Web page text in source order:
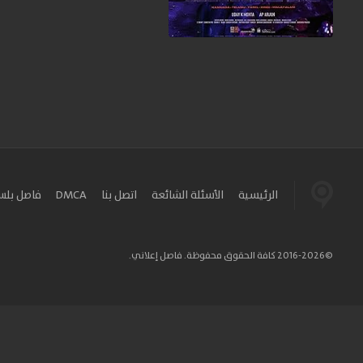
الرئيسية الأسئلة الشائعة اتصل بنا DMCA فاصل
©2016-2026 كافة الحقوق محفوظة. فاصل إعلاني.